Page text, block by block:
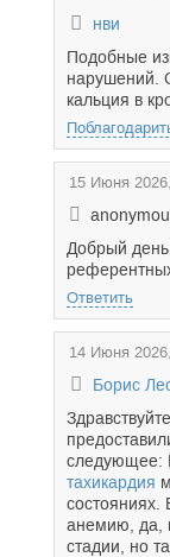
нви
Подобные
нарушений.
кальция в
15 Июня
Добрый
Ответить
14 Июня
Борис
следующее:
тахикардия
состояниях.
анемию, да,
стадии, но